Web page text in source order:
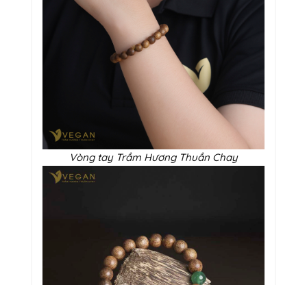
Vòng tay Trầm Hương Thuần Chay